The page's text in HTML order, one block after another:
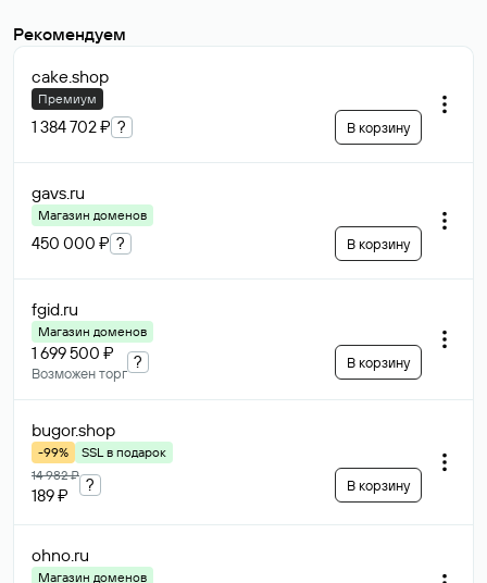
Рекомендуем
cake.shop
Премиум
1 384 702 ₽ ? В корзину
gavs.ru
Магазин доменов
450 000 ₽ ? В корзину
fgid.ru
Магазин доменов
1 699 500 ₽
Возможен торг
? В корзину
bugor.shop
-99%
SSL в подарок
14 982 ₽
189 ₽
? В корзину
ohno.ru
Магазин доменов